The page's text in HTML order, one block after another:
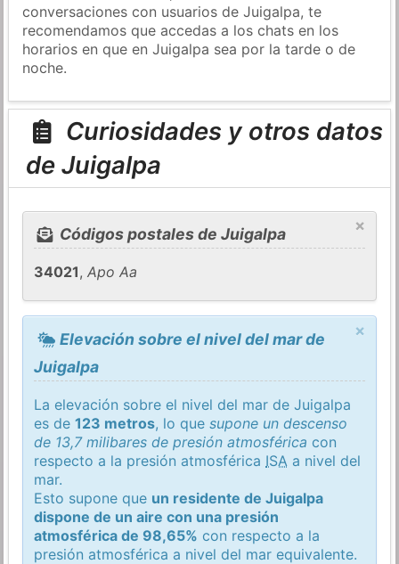
conversaciones con usuarios de Juigalpa, te
recomendamos que accedas a los chats en los
horarios en que en Juigalpa sea por la tarde o de
noche.
Curiosidades y otros datos
de Juigalpa
×
Códigos postales de Juigalpa
34021,Apo Aa
×
Elevación sobre el nivel del mar de
Juigalpa
La elevación sobre el nivel del mar de Juigalpa
es de123 metros, lo quesupone un descenso
de 13,7 milibares de presión atmosférica con
respecto a la presión atmosférica ISA a nivel del
mar.
Esto supone que un residente de Juigalpa
dispone de un aire con una presión
atmosférica de 98,65% con respecto a la
presión atmosférica a nivel del mar equivalente.